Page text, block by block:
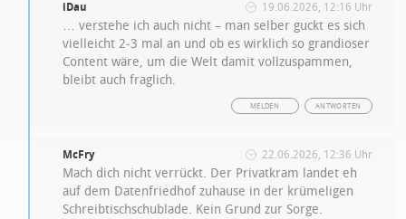
iDau 19.06.2026, 12:16 Uhr
… verstehe ich auch nicht – man selber guckt es sich
vielleicht 2-3 mal an und ob es wirklich so grandioser
Content wäre, um die Welt damit vollzuspammen,
bleibt auch fraglich.
ANTWORTEN
MELDEN
McFry 22.06.2026, 12:36 Uhr
Mach dich nicht verrückt. Der Privatkram landet eh
auf dem Datenfriedhof zuhause in der krümeligen
Schreibtischschublade. Kein Grund zur Sorge.